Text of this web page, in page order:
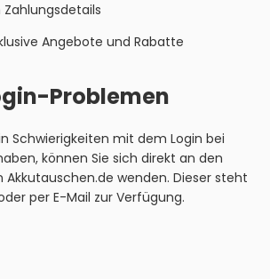
Angebote und Rabatte
Problemen
Schwierigkeiten mit dem Login bei
können Sie sich direkt an den
Akkutauschen.de wenden. Dieser steht
per E-Mail zur Verfügung.